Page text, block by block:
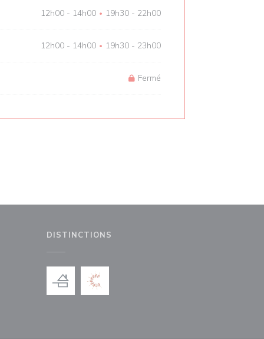
12h00 - 14h00 • 19h30 - 22h00
12h00 - 14h00 • 19h30 - 23h00
Fermé
fenêtre))fenêtre))
DISTINCTIONS